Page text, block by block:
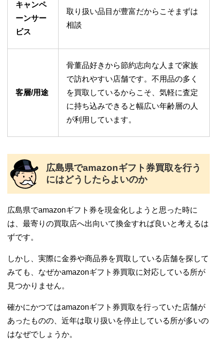
キャンペ
ーンサー
ビス
取り扱い品目が豊富だからこそまずは
相談
客層/用途
骨董品好きから節約志向な人まで家族
で訪れやすい店舗です。不用品の多く
を買取しているからこそ、気軽に査定
に持ち込みできると幅広い年齢層の人
が利用しています。
広島県でamazonギフト券買取を行う
にはどうしたらよいのか
広島県でamazonギフト券を現金化しようと思った時に
は、最寄りの買取店へ出向いて換金すれば良いと考えるは
ずです。
しかし、実際に金券や商品券を買取している店舗を探して
みても、なぜかamazonギフト券買取に対応している所が
見つかりません。
確かにかつてはamazonギフト券買取を行っていた店舗が
あったものの、近年は取り扱いを停止している所が多いの
はなぜでしょうか。